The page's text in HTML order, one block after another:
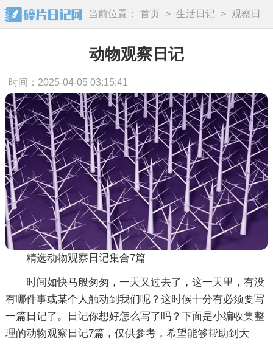
当前位置： 首页 > 生活日记 >
观察日
记
动物观察日记
时间：2025-04-05 03:15:41
精选动物观察日记集合7篇
时间如快马般匆匆，一天又过去了，这一天里，有没
有哪件事或某个人触动到我们呢？这时候十分有必须要写
一篇日记了。日记你想好怎么写了吗？下面是小编收集整
理的动物观察日记7篇，仅供参考，希望能够帮助到大